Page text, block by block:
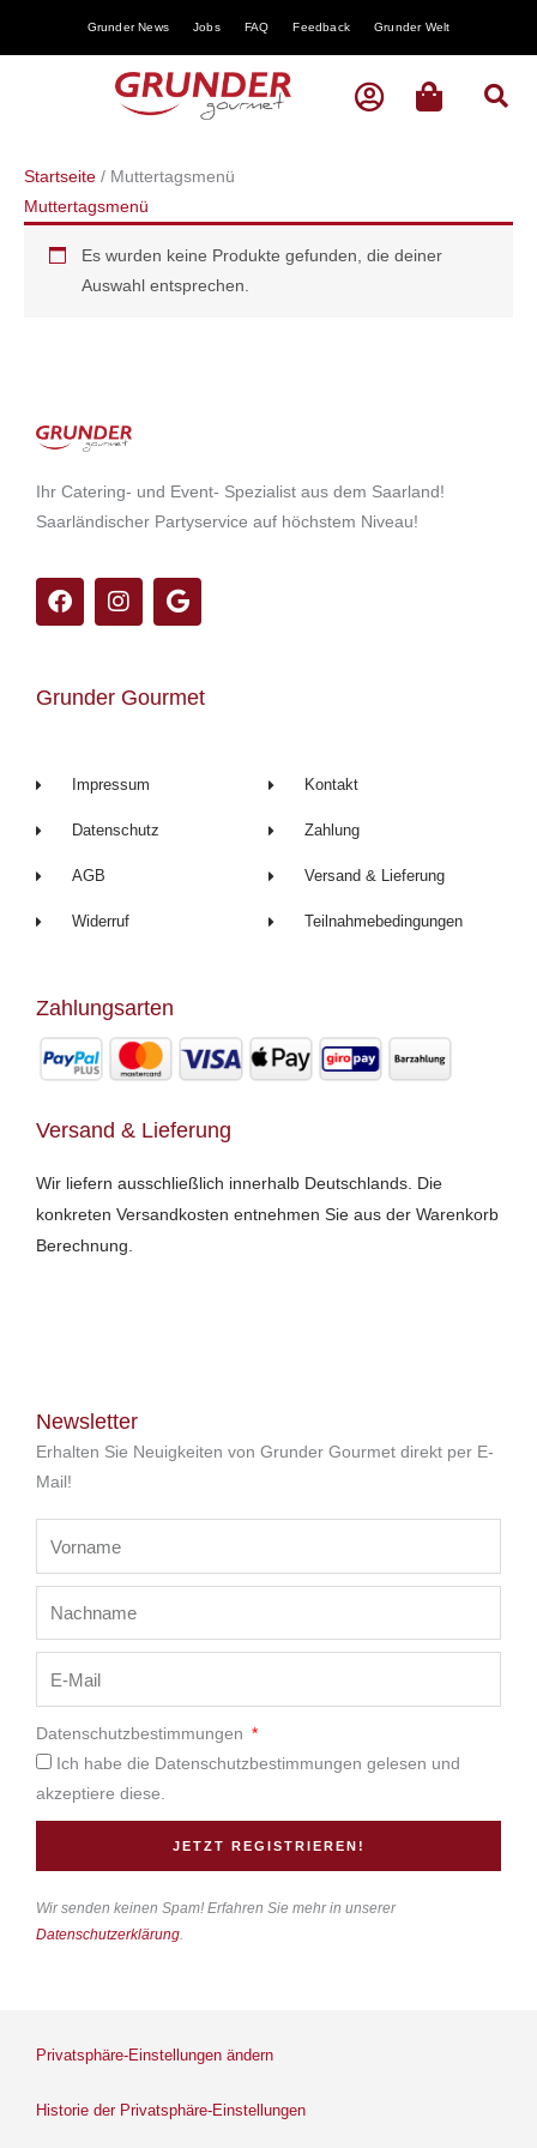
Grunder News Jobs FAQ Feedback Grunder Welt
Startseite / Muttertagsmenü
Muttertagsmenü
Es wurden keine Produkte gefunden, die deiner
Auswahl entsprechen.
Ihr Catering- und Event- Spezialist aus dem Saarland!
Saarländischer Partyservice auf höchstem Niveau!
F
a
o
I
n
a
g
m
G
o
e
Grunder Gourmet
Impressum
Datenschutz
AGB
Widerruf
Kontakt
Zahlung
Versand & Lieferung
Teilnahmebedingungen
Zahlungsarten
Versand & Lieferung
Wir liefern ausschließlich innerhalb Deutschlands. Die
konkreten Versandkosten entnehmen Sie aus der Warenkorb
Berechnung.
Newsletter
Erhalten Sie Neuigkeiten von Grunder Gourmet direkt per E-
Mail!
Datenschutzbestimmungen
Ich habe die Datenschutzbestimmungen gelesen und
akzeptiere diese.
JETZT REGISTRIEREN!
Wir senden keinen Spam! Erfahren Sie mehr in unserer
Datenschutzerklärung
Privatsphäre-Einstellungen ändern
Historie der Privatsphäre-Einstellungen